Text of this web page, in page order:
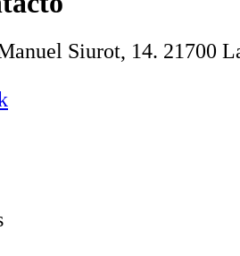
Siurot, 14. 21700